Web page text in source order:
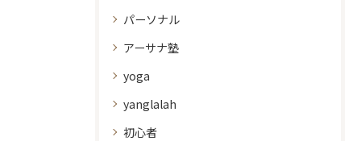
パーソナル
アーサナ塾
yoga
yanglalah
初心者